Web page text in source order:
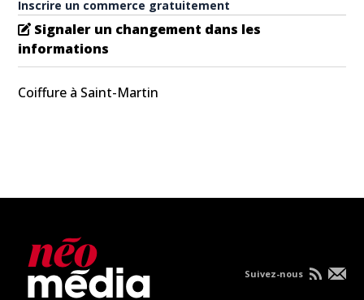
Inscrire un commerce gratuitement
Signaler un changement dans les
informations
Coiffure à Saint-Martin
Suivez-nous